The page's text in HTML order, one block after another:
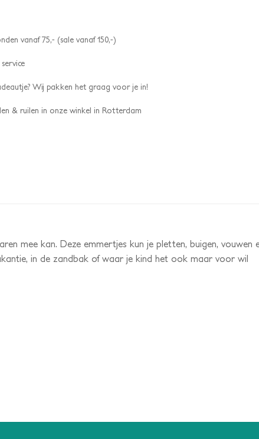
vanaf 75,- (sale vanaf 150,-)
Wij pakken het graag voor je in!
& ruilen in onze winkel in Rotterdam
mee kan. Deze emmertjes kun je pletten, buigen, vouwen
in de zandbak of waar je kind het ook maar voor wil